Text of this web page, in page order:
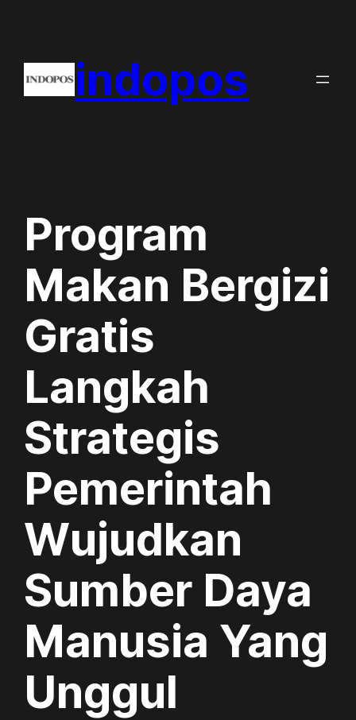
content
indopos
Program
Makan Bergizi
Gratis
Langkah
Strategis
Pemerintah
Wujudkan
Sumber Daya
Manusia Yang
Unggul